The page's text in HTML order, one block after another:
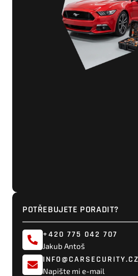
POTŘEBUJETE PORADIT?
+420 775 042 707
Jakub Antoš
INFO@CARSECURITY.CZ
Napište mi e-mail